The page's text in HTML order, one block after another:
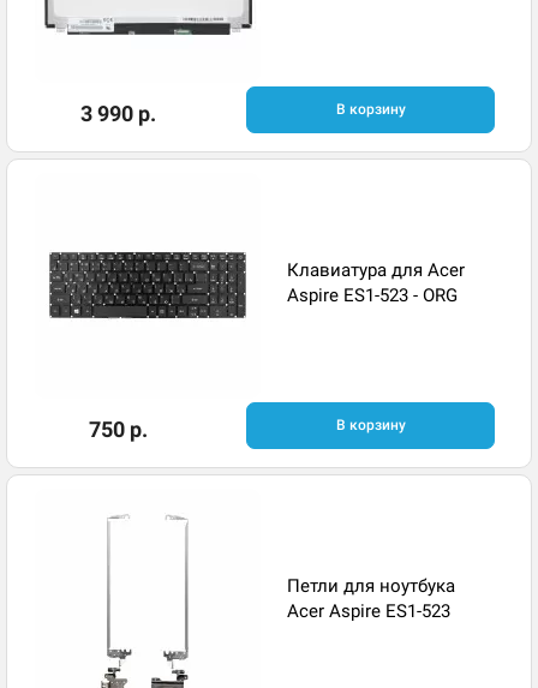
3 990 р. В корзину
Клавиатура для Acer
Aspire ES1-523 - ORG
750 р. В корзину
Петли для ноутбука
Acer Aspire ES1-523